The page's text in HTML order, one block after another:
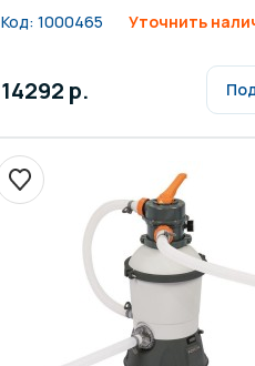
Код: 1000465 Уточнить
14292 р.